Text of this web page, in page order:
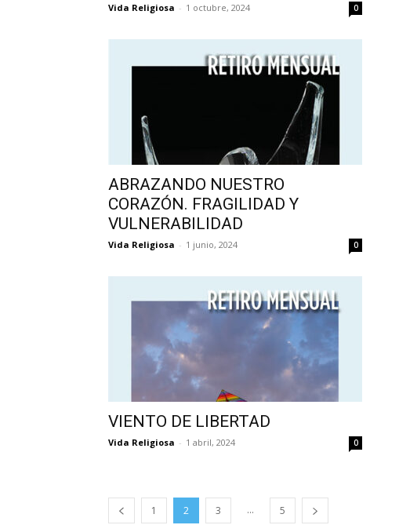
Vida Religiosa - 1 octubre, 2024 0
ABRAZANDO NUESTRO
CORAZÓN. FRAGILIDAD Y
VULNERABILIDAD
Vida Religiosa - 1 junio, 2024 0
VIENTO DE LIBERTAD
Vida Religiosa - 1 abril, 2024 0
1 2 3 ... 5